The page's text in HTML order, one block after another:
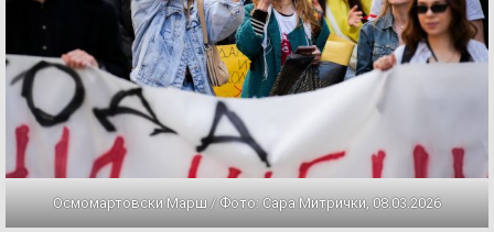
Осмомартовски Марш / Фото: Сара Митрички, 08.03.2026